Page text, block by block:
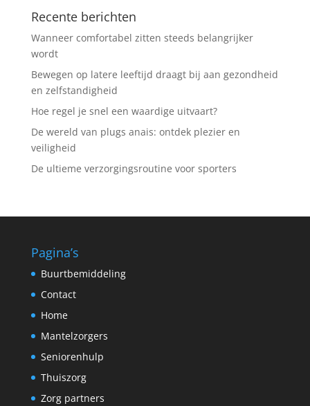
Recente berichten
Wanneer comfortabel zitten steeds belangrijker
wordt
Bewegen op latere leeftijd draagt bij aan gezondheid
en zelfstandigheid
Hoe regel je snel een waardige uitvaart?
De wereld van plugs anais: ontdek plezier en
veiligheid
De ultieme verzorgingsroutine voor sporters
Pagina’s
Buurtbemiddeling
Contact
Home
Mantelzorgers
Seniorenhulp
Thuiszorg
Zorg partners